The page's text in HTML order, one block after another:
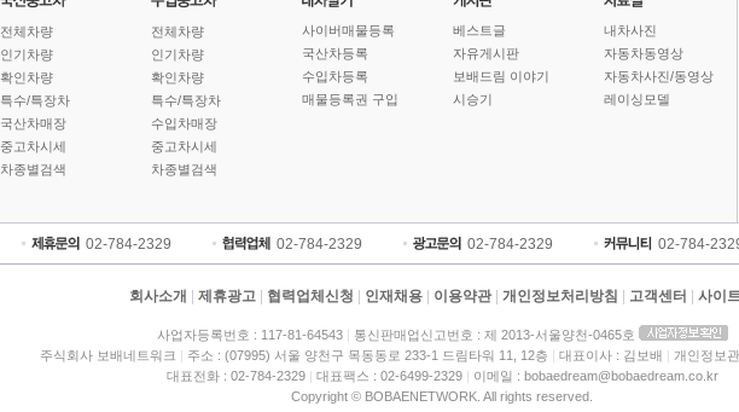
전체차량
인기차량
확인차량
특수/특장차
국산차매장
중고차시세
차종별검색
전체차량
인기차량
확인차량
특수/특장차
수입차매장
중고차시세
차종별검색
사이버매물등록
국산차등록
수입차등록
매물등록권 구입
베스트글
자유게시판
보배드림 이야기
시승기
내차사진
자동차동영상
자동차사진/동영상
레이싱모델
02-784-2329 02-784-2329 02-784-2329 02-784-
회사소개 제휴광고 협력업체신청 인재채용 이용약관 개인정보처리방침 고객센터 사이
사업자등록번호 : 117-81-64543 | 통신판매업신고번호 : 제 2013-서울양천-0465호
주식회사 보배네트워크 | 주소 : (07995) 서울 양천구 목동동로 233-1 드림타워 11, 12층 | 대표이사 : 김보배 | 개인정보
대표전화 : 02-784-2329 | 대표팩스 : 02-6499-2329 | 이메일 : bobaedream@bobaedream.co.kr
Copyright © BOBAENETWORK. All rights reserved.